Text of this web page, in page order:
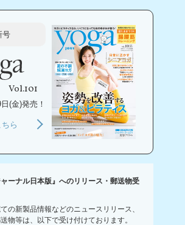
号
Vol.101
(金)発売！
ら
ーナル日本版』へのリリース・郵送物受
の新製品情報などのニュースリリース、
物等は、以下で受け付けております。